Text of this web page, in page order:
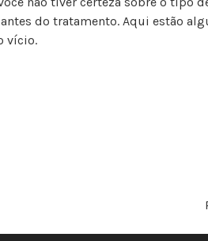
do tratamento. Aqui estão
vício.